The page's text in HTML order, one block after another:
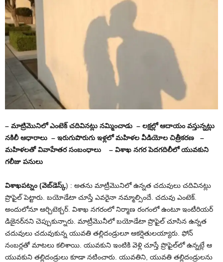
– మాట్రిమొనిలో ఎంటెక్‌ చదివినట్లు నమ్మించాడు – లక్షల్లో ఆదాయం వస్తున్నట్లు
నకిలీ ఆధారాలు – ఇరుగుపొరుగు ఇళ్లలో మహిళల వీడియోల చిత్రీకరణ
–
మహిళలతో వివాహేతర సంబంధాలు – విశాఖ నగర పెదగదిలీలో యువకుని
గలీజు పనులు
విశాఖపట్నం (వెబ్‌డెస్క్‌) : అతను మాట్రీమొనిలో ఉన్నత చదువులు చదివినట్లు
ప్రొఫైల్‌ పెట్టారు. బయోడేటా చూస్తే ఎవరైనా నమ్మాల్సిందే. చదువు ఎంటెక్‌.
అందులోనూ ఆర్చిటెక్చర్‌. విశాఖ నగరంలో నిర్మాణ రంగంలో ఉంటూ ఇంటీరియర్‌
డిజైనర్‌నని చెప్పుకున్నారు. మాట్రీమొనీలో బయోడేటా ప్రొఫైల్‌ చూసిన ఉన్నత
చదువులు చదువుకున్న యువతి తల్లిదండ్రులూ ఆకర్షితులయ్యారు. ఫోన్‌
నంబర్లతో మాటలు కలిశాయి. యువకుని ఇంటికి వెళ్లి చూస్తే ప్రొఫైల్‌లో ఉన్నట్లే ఆ
యువకుని తల్లిదండ్రులు కూడా నటించారు. యువతిని, యువతి తల్లిదండ్రులను